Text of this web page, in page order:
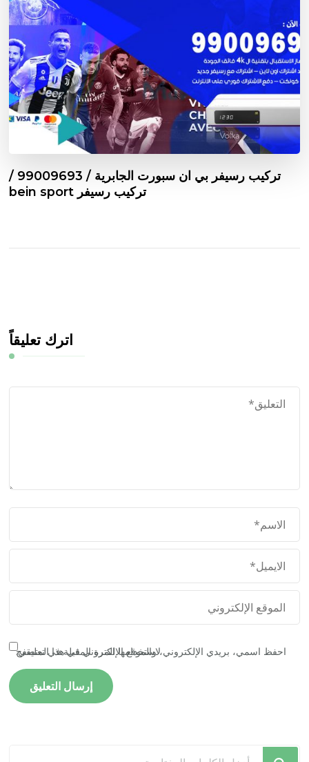
تركيب رسيفر بي ان سبورت الجابرية / 99009693 /
تركيب رسيفر bein sport
اترك تعليقاً
احفظ اسمي، بريدي الإلكتروني، والموقع الإلكتروني في هذا المتصفح لاستخدامها المرة المقبلة في تعليقي.
هل